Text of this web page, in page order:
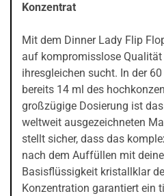
Konzentrat
Mit dem Dinner Lady Flip
auf kompromisslose
ihresgleichen sucht. In der
bereits 14 ml des
großzügige Dosierung ist
weltweit ausgezeichneten
stellt sicher, dass das
nach dem Auffüllen mit
Basisflüssigkeit kristallklar
Konzentration garantiert ein